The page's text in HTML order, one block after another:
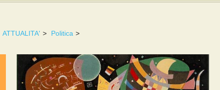
ATTUALITA' > Politica >